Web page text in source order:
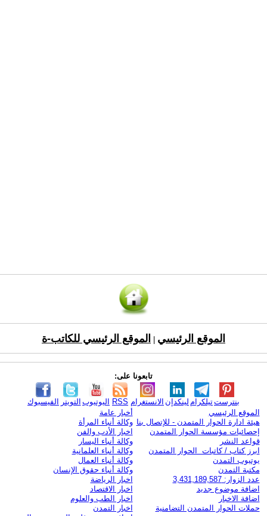
الموقع الرئيسي الموقع الرئيسي للكاتب-ة
تابعونا على:
الفيسبوك التويتر اليوتيوب RSS الانستغرام لينكدإن تيلكرامبنترست
الموقع الرئيسي
هيئة ادارة الحوار المتمدن - للإتصال بنا
إحصائيات مؤسسة الحوار المتمدن
قواعد النشر
ابرز كتاب / كاتبات الحوار المتمدن
يوتيوب التمدن
مكتبة التمدن
عدد الزوار: 3,431,189,587
اضافة موضوع جديد
اضافة الاخبار
حملات الحوار المتمدن التضامنية
أخبار عامة
وكالة أنباء المرأة
اخبار الأدب والفن
وكالة أنباء اليسار
وكالة أنباء العلمانية
وكالة أنباء العمال
وكالة أنباء حقوق الإنسان
اخبار الرياضة
اخبار الاقتصاد
اخبار الطب والعلوم
اخبار التمدن